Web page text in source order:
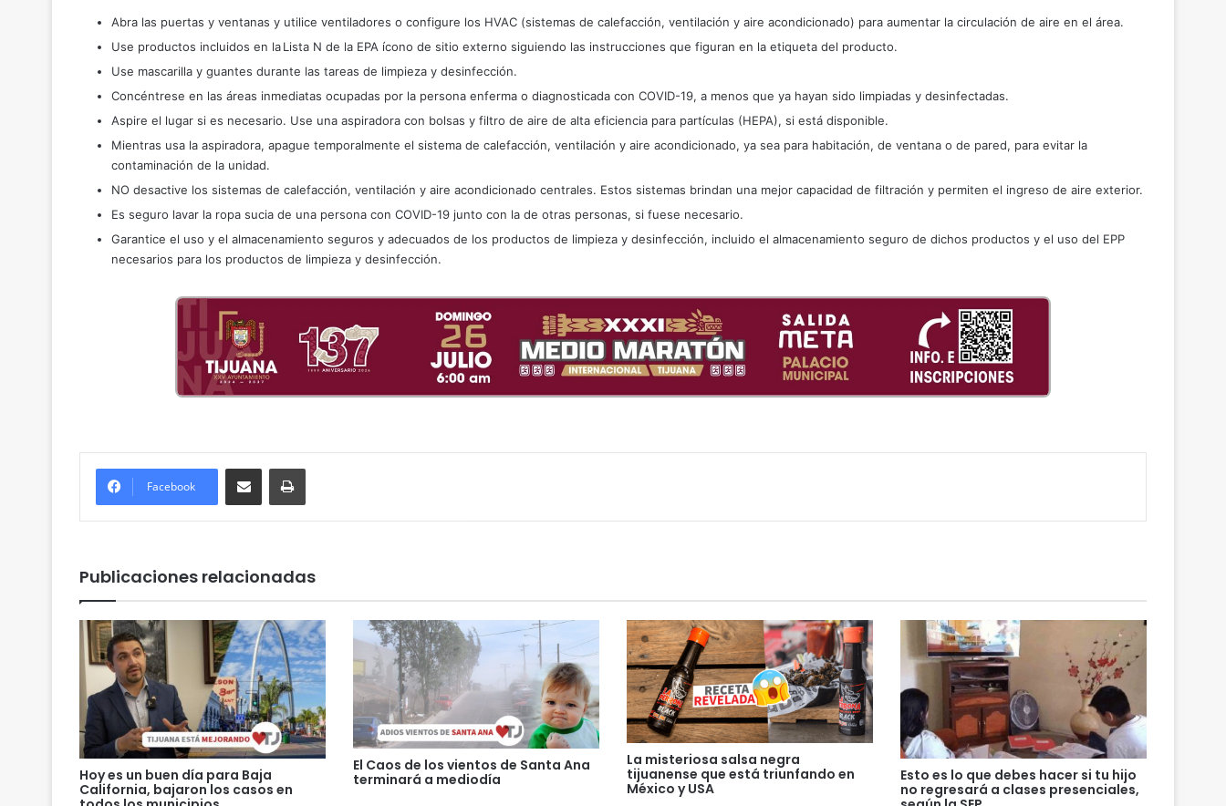
Abra las puertas y ventanas y utilice ventiladores o configure los HVAC (sistemas de calefacción, ventilación y aire acondicionado) para aumentar la circulación de aire en el área.
Use productos incluidos en la Lista N de la EPA ícono de sitio externo siguiendo las instrucciones que figuran en la etiqueta del producto.
Use mascarilla y guantes durante las tareas de limpieza y desinfección.
Concéntrese en las áreas inmediatas ocupadas por la persona enferma o diagnosticada con COVID-19, a menos que ya hayan sido limpiadas y desinfectadas.
Aspire el lugar si es necesario. Use una aspiradora con bolsas y filtro de aire de alta eficiencia para partículas (HEPA), si está disponible.
Mientras usa la aspiradora, apague temporalmente el sistema de calefacción, ventilación y aire acondicionado, ya sea para habitación, de ventana o de pared, para evitar la
contaminación de la unidad.
NO desactive los sistemas de calefacción, ventilación y aire acondicionado centrales. Estos sistemas brindan una mejor capacidad de filtración y permiten el ingreso de aire exterior.
Es seguro lavar la ropa sucia de una persona con COVID-19 junto con la de otras personas, si fuese necesario.
Garantice el uso y el almacenamiento seguros y adecuados de los productos de limpieza y desinfección, incluido el almacenamiento seguro de dichos productos y el uso del EPP
necesarios para los productos de limpieza y desinfección.
Facebook
Compartir por correo electrónicoImprimir
Publicaciones relacionadas
Hoy es un buen día para Baja
California, bajaron los casos en
El Caos de los vientos de Santa Ana
terminará a mediodía
La misteriosa salsa negra
tijuanense que está triunfando en
México y USA
Esto es lo que debes hacer si tu hijo
no regresará a clases presenciales,